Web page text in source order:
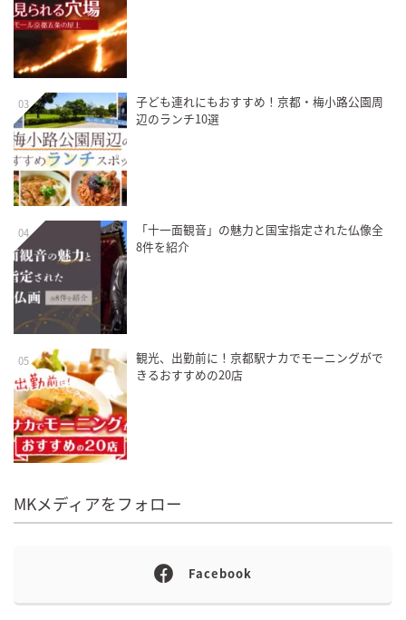
03
子ども連れにもおすすめ！京都・梅小路公園周
辺のランチ10選
04
「十一面観音」の魅力と国宝指定された仏像全
8件を紹介
05
観光、出勤前に！京都駅ナカでモーニングがで
きるおすすめの20店
MKメディアをフォロー
Facebook